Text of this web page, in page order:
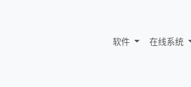
软件 在线系统